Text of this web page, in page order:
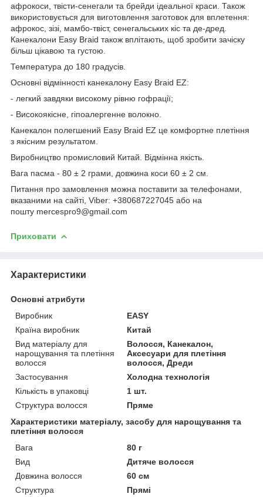
афрокоси, твісти-сенегали та брейди ідеальної краси. Також
використовується для виготовлення заготовок для вплетення:
афрокос, зізі, мамбо-твіст, сенегальських кіс та де-дред.
Канекалони Easy Braid також вплітають, щоб зробити зачіску
більш цікавою та густою.
Температура до 180 градусів.
Основні відмінності канекалону Easy Braid EZ:
- легкий завдяки високому рівню гофрації;
- Високоякісне, гіпоалергенне волокно.
Канекалон полегшений Easy Braid EZ це комфортне плетіння
з якісним результатом.
Виробництво промисловий Китай. Відмінна якість.
Вага пасма - 80 ± 2 грами, довжина коси 60 ± 2 см.
Питання про замовлення можна поставити за телефонами,
вказаними на сайті, Viber: +380687227045 або на
пошту mercespro9@gmail.com
Приховати
Характеристики
Основні атрибути
Виробник
EASY
Країна виробник
Китай
Вид матеріалу для
нарощування та плетіння
волосся
Волосся, Канекалон,
Аксесуари для плетіння
волосся, Дреди
Застосування
Холодна технологія
Кількість в упаковці
1 шт.
Структура волосся
Пряме
Характеристики матеріалу, засобу для нарощування та
плетіння волосся
Вага
80 г
Вид
Дитяче волосся
Довжина волосся
60 см
Структура
Прямі